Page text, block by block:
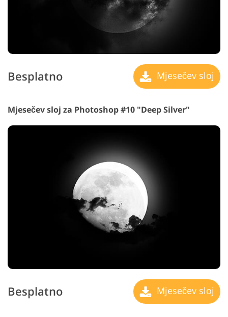
Besplatno Mjesečev sloj
Mjesečev sloj za Photoshop #10 "Deep Silver"
Besplatno Mjesečev sloj